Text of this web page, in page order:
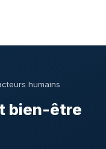
humains
bien-être